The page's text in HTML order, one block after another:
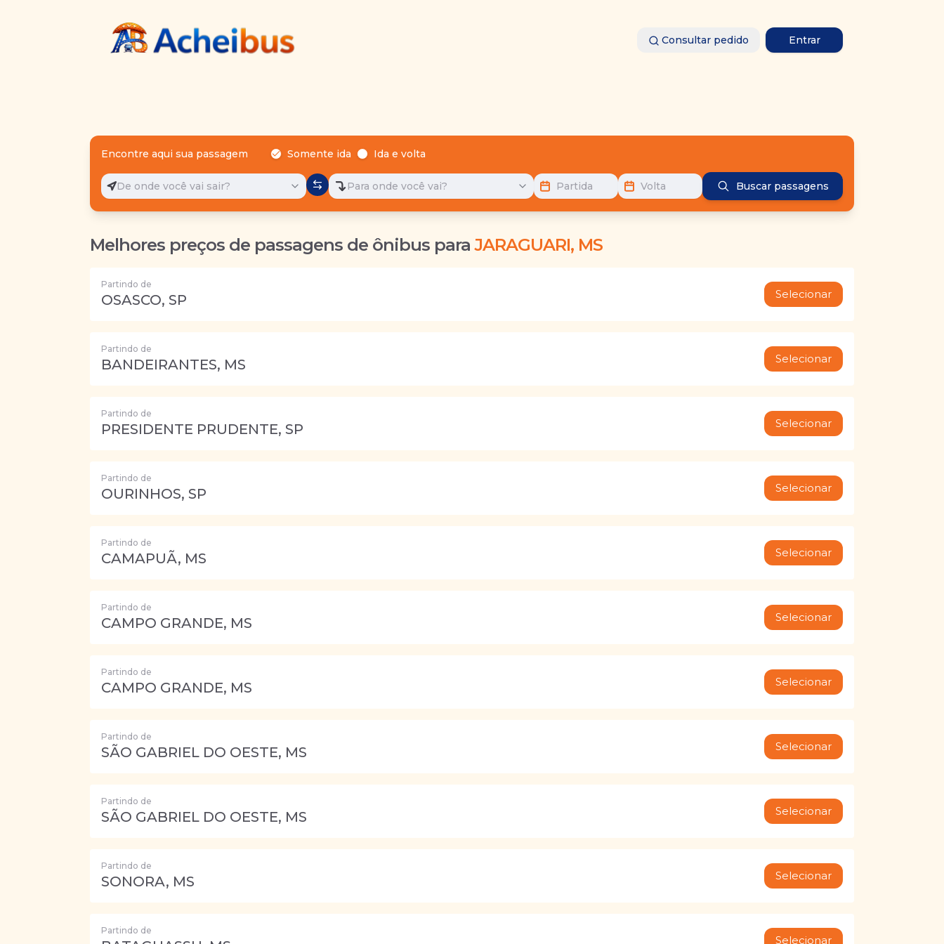
Consultar pedido Entrar
Encontre aqui sua passagem Somente ida Ida e volta
De onde você vai sair? Para onde você vai? Partida Volta Buscar passagens
Melhores preços de passagens de ônibus para JARAGUARI, MS
Partindo de
OSASCO, SP Selecionar
Partindo de
BANDEIRANTES, MS Selecionar
Partindo de
PRESIDENTE PRUDENTE, SP Selecionar
Partindo de
OURINHOS, SP Selecionar
Partindo de
CAMAPUÃ, MS Selecionar
Partindo de
CAMPO GRANDE, MS Selecionar
Partindo de
CAMPO GRANDE, MS Selecionar
Partindo de
SÃO GABRIEL DO OESTE, MS Selecionar
Partindo de
SÃO GABRIEL DO OESTE, MS Selecionar
Partindo de
SONORA, MS Selecionar
Partindo de
Selecionar